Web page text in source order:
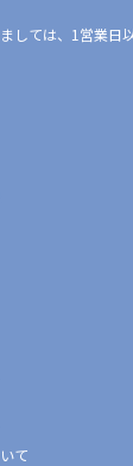
しては、1営業日
て